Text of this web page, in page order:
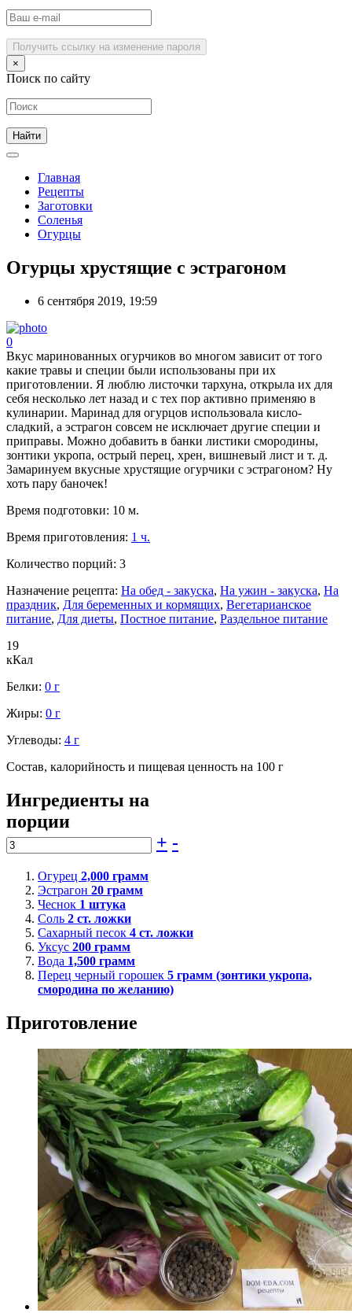
Получить ссылку на изменение пароля
×
Поиск по сайту
Главная
Рецепты
Заготовки
Соленья
Огурцы
Огурцы хрустящие с эстрагоном
6 сентября 2019, 19:59
0
Вкус маринованных огурчиков во многом зависит от того
какие травы и специи были использованы при их
приготовлении. Я люблю листочки тархуна, открыла их для
себя несколько лет назад и с тех пор активно применяю в
кулинарии. Маринад для огурцов использовала кисло-
сладкий, а эстрагон совсем не исключает другие специи и
приправы. Можно добавить в банки листики смородины,
зонтики укропа, острый перец, хрен, вишневый лист и т. д.
Замаринуем вкусные хрустящие огурчики с эстрагоном? Ну
хоть пару баночек!
Время подготовки: 10 м.
Время приготовления: 1 ч.
Количество порций: 3
Назначение рецепта: На обед - закуска, На ужин - закуска, На
праздник, Для беременных и кормящих, Вегетарианское
питание, Для диеты, Постное питание, Раздельное питание
19
кКал
Белки: 0 г
Жиры: 0 г
Углеводы: 4 г
Состав, калорийность и пищевая ценность на 100 г
Ингредиенты на
порции
+ -
Огурец 2,000 грамм
Эстрагон 20 грамм
Чеснок 1 штука
Соль 2 ст. ложки
Сахарный песок 4 ст. ложки
Уксус 200 грамм
Вода 1,500 грамм
Перец черный горошек 5 грамм (зонтики укропа,
смородина по желанию)
Приготовление